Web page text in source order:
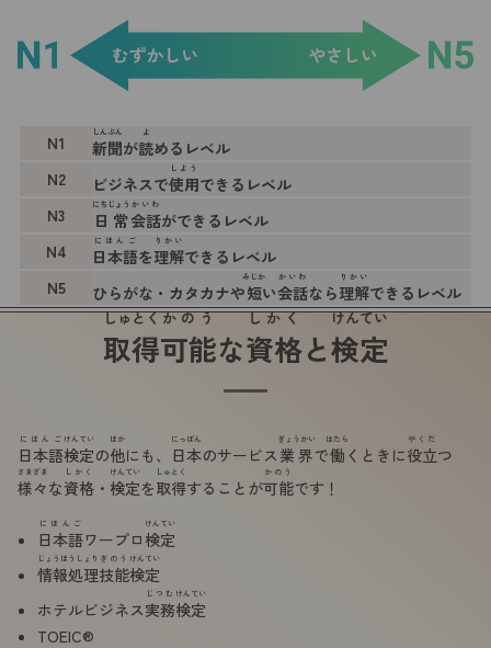
N1 新聞
しんぶん
が読
よ
めるレベル
N2
ビジネスで使用
しよう
できるレベル
N3
日常
にちじょう
会話
かいわ
ができるレベル
N4
日本語
にほんご
を理解
りかい
できるレベル
N5
ひらがな・カタカナや短
みじか
い会話
かいわ
なら理解
りかい
できるレベル
取得
しゅとく
可能
かのう
な資格
しかく
と検定
けんてい
日本語
にほんご
検定
けんてい
の他
ほか
にも、 日本
にっぽん
のサービス 業界
ぎょうかい
で働
はたら
くときに役立
やくだ
つ
様々
さまざま
な資格
しかく
・ 検定
けんてい
を取得
しゅとく
することが可能
かのう
です！
日本語
にほんご
ワープロ検定
けんてい
情報処理
じょうほうしょり
技能
ぎのう
検定
けんてい
ホテルビジネス実務
じつむ
検定
けんてい
TOEIC®